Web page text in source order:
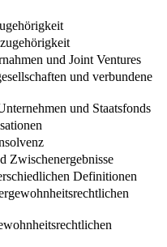
und Joint Ventures
und verbundene
und Staatsfonds
Zwischenergebnisse
Definitionen